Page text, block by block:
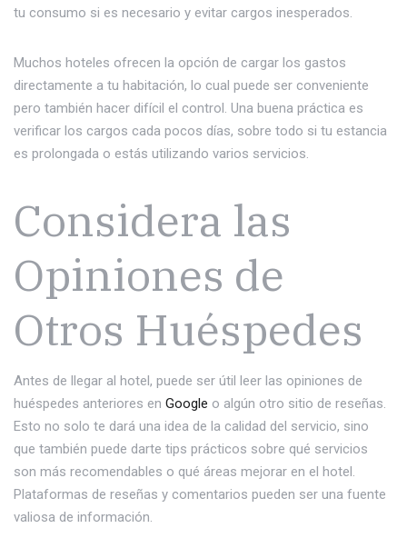
tu consumo si es necesario y evitar cargos inesperados.
Muchos hoteles ofrecen la opción de cargar los gastos
directamente a tu habitación, lo cual puede ser conveniente
pero también hacer difícil el control. Una buena práctica es
verificar los cargos cada pocos días, sobre todo si tu estancia
es prolongada o estás utilizando varios servicios.
Considera las
Opiniones de
Otros Huéspedes
Antes de llegar al hotel, puede ser útil leer las opiniones de
huéspedes anteriores en Google o algún otro sitio de reseñas.
Esto no solo te dará una idea de la calidad del servicio, sino
que también puede darte tips prácticos sobre qué servicios
son más recomendables o qué áreas mejorar en el hotel.
Plataformas de reseñas y comentarios pueden ser una fuente
valiosa de información.